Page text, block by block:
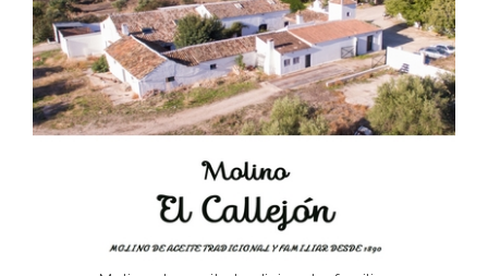
Juntar las letras. La alfabetización en el campo: del
afán de saber a la autogestión
Historia y vivencias del poblado de Los Hurones